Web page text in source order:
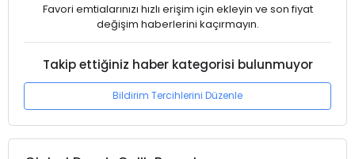
Favori emtialarınızı hızlı erişim için ekleyin ve son fiyat
değişim haberlerini kaçırmayın.
Takip ettiğiniz haber kategorisi bulunmuyor
Bildirim Tercihlerini Düzenle